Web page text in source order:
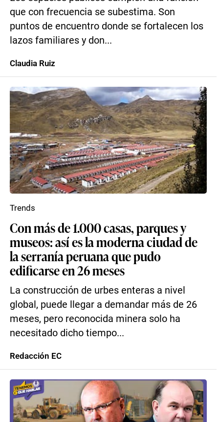
que con frecuencia se subestima. Son
puntos de encuentro donde se fortalecen los
lazos familiares y don...
Claudia Ruiz
Con más de 1.000 casas, parques y
museos: así es la moderna ciudad de
la serranía peruana que pudo
edificarse en 26 meses
La construcción de urbes enteras a nivel
global, puede llegar a demandar más de 26
meses, pero reconocida minera solo ha
necesitado dicho tiempo...
Trends
Redacción EC